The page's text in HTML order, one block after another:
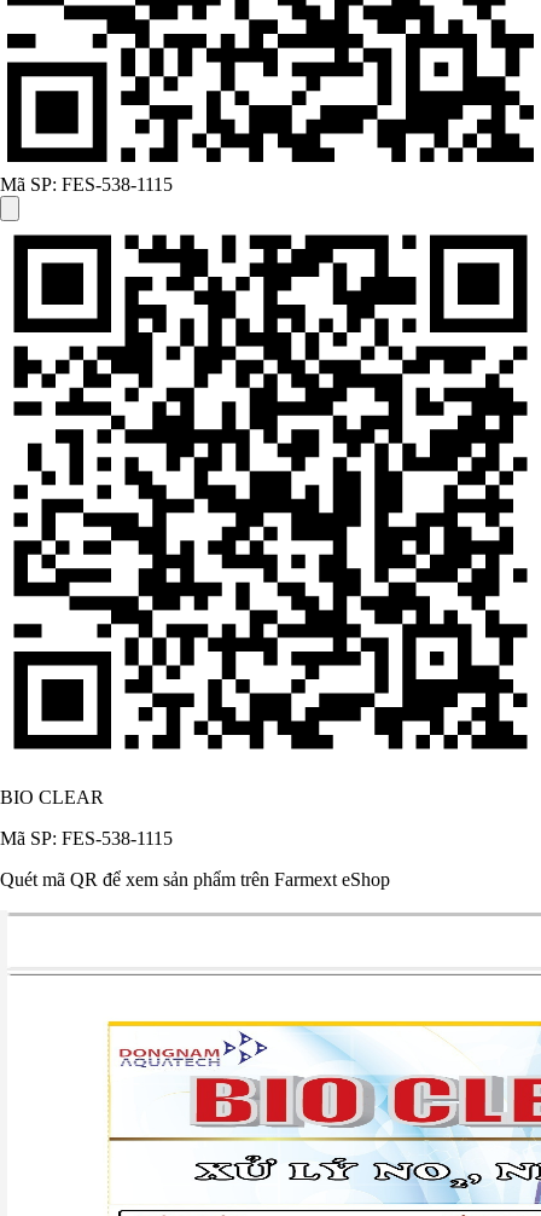
Mã SP: FES-538-1115
BIO CLEAR
Mã SP: FES-538-1115
Quét mã QR để xem sản phẩm trên Farmext eShop